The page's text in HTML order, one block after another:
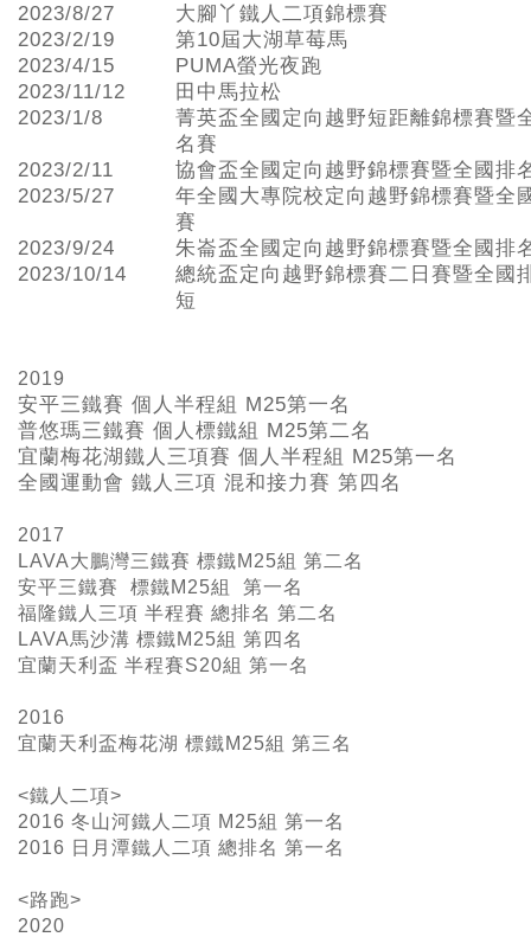
2023/8/27
大腳丫鐵人二項錦標賽
2023/2/19
第10屆大湖草莓馬
2023/4/15
PUMA螢光夜跑
2023/11/12
田中馬拉松
2023/1/8
菁英盃全國定向越野短距離錦標賽暨
名賽
2023/2/11
協會盃全國定向越野錦標賽暨全國排
2023/5/27
年全國大專院校定向越野錦標賽暨全
賽
2023/9/24
朱崙盃全國定向越野錦標賽暨全國排
2023/10/14
總統盃定向越野錦標賽二日賽暨全國
短
2019
安平三鐵賽 個人半程組 M25第一名
普悠瑪三鐵賽 個人標鐵組 M25第二名
宜蘭梅花湖鐵人三項賽 個人半程組 M25第一名
全國運動會 鐵人三項 混和接力賽 第四名
2017
LAVA大鵬灣三鐵賽 標鐵M25組 第二名
安平三鐵賽 標鐵M25組 第一名
福隆鐵人三項 半程賽 總排名 第二名
LAVA馬沙溝 標鐵M25組 第四名
宜蘭天利盃 半程賽S20組 第一名
2016
宜蘭天利盃梅花湖 標鐵M25組 第三名
<鐵人二項>
2016 冬山河鐵人二項 M25組 第一名
2016 日月潭鐵人二項 總排名 第一名
<路跑>
2020